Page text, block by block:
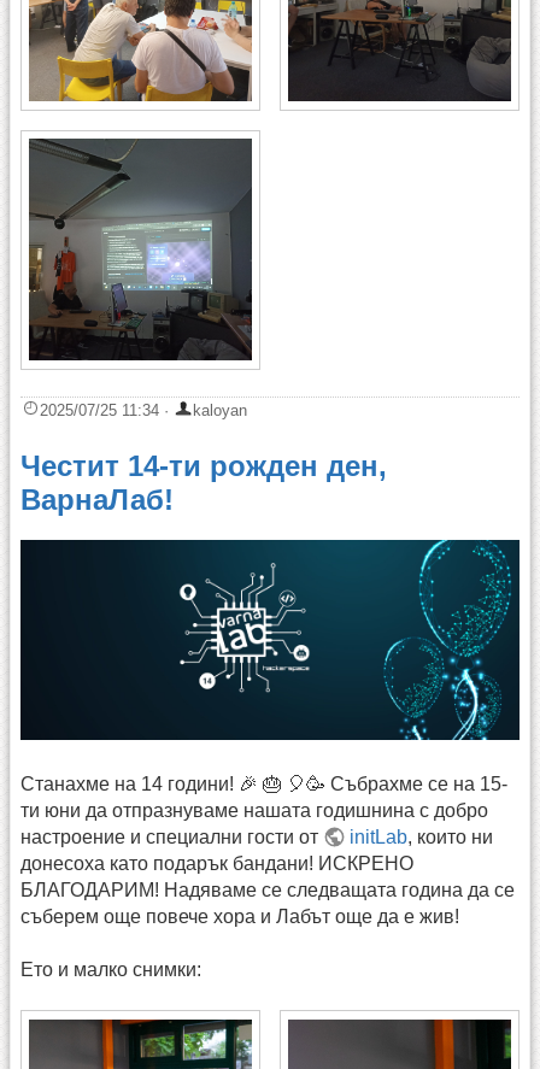
2025/07/25 11:34 · kaloyan
Честит 14-ти рожден ден,
ВарнаЛаб!
Станахме на 14 години! 🎉 🎂 🎈🥳 Събрахме се на 15-
ти юни да отпразнуваме нашата годишнина с добро
настроение и специални гости от
initLab, които ни
донесоха като подарък бандани! ИСКРЕНО
БЛАГОДАРИМ! Надяваме се следващата година да се
съберем още повече хора и Лабът още да е жив!
Ето и малко снимки: